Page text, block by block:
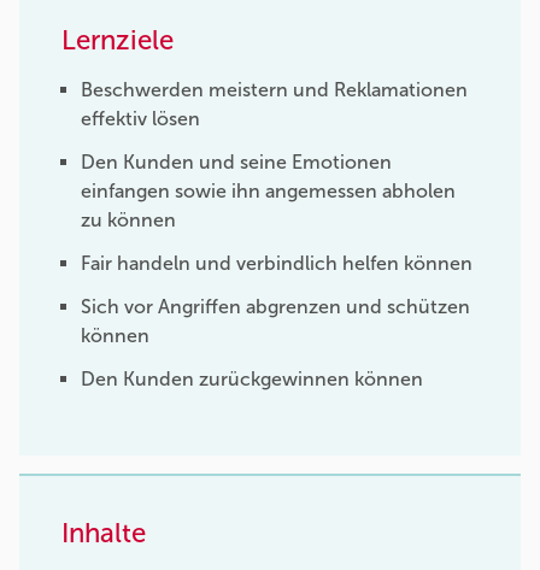
Lernziele
Beschwerden meistern und Reklamationen
effektiv lösen
Den Kunden und seine Emotionen
einfangen sowie ihn angemessen abholen
zu können
Fair handeln und verbindlich helfen können
Sich vor Angriffen abgrenzen und schützen
können
Den Kunden zurückgewinnen können
Inhalte